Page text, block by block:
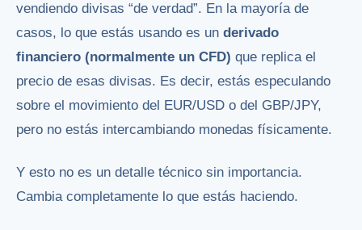
vendiendo divisas “de verdad”. En la mayoría de
casos, lo que estás usando es un derivado
financiero (normalmente un CFD) que replica el
precio de esas divisas. Es decir, estás especulando
sobre el movimiento del EUR/USD o del GBP/JPY,
pero no estás intercambiando monedas físicamente.
Y esto no es un detalle técnico sin importancia.
Cambia completamente lo que estás haciendo.